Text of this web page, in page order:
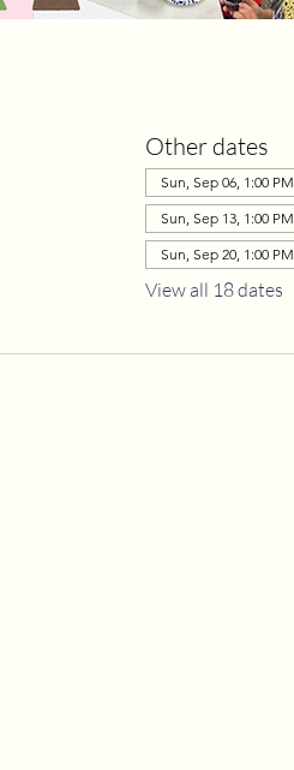
Other dates
Sun, Sep 06, 1:00 PM
Sun, Sep 13, 1:00 PM
Sun, Sep 20, 1:00 PM
View all 18 dates